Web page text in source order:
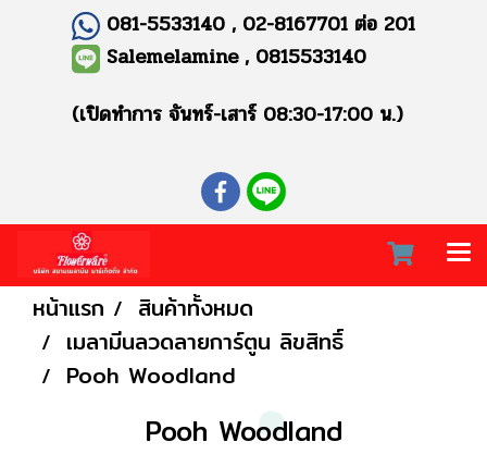
081-5533140 , 02-8167701 ต่อ 201
Salemelamine , 0815533140
(เปิดทำการ จันทร์-เสาร์ 08:30-17:00 น.)
หน้าแรก
สินค้าทั้งหมด
เมลามีนลวดลายการ์ตูน ลิขสิทธิ์
Pooh Woodland
Pooh Woodland